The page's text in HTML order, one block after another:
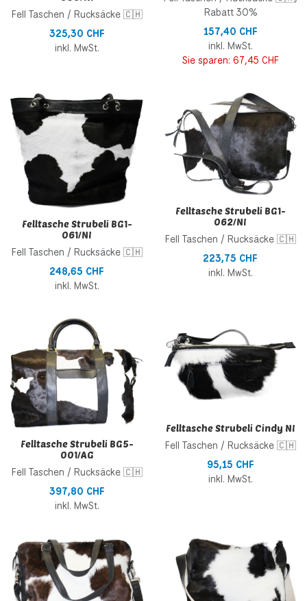
Fell Taschen / Rucksäcke 🇨🇭
325,30 CHF
inkl. MwSt.
Rabatt 30%
157,40 CHF
inkl. MwSt.
Sie sparen: 67,45 CHF
Zur Wunschliste hinzufügen
Zur Vergleichsliste hinzufügen
Schnellansicht
Felltasche Strubeli BG1-
061/NI
Fell Taschen / Rucksäcke 🇨🇭
248,65 CHF
inkl. MwSt.
Felltasche Strubeli BG1-
062/NI
Fell Taschen / Rucksäcke 🇨🇭
223,75 CHF
inkl. MwSt.
Zur Wunschliste hinzufügen
Zur Vergleichsliste hinzufügen
Schnellansicht
Felltasche Strubeli BG5-
001/AG
Fell Taschen / Rucksäcke 🇨🇭
397,80 CHF
inkl. MwSt.
Felltasche Strubeli Cindy NI
Fell Taschen / Rucksäcke 🇨🇭
95,15 CHF
inkl. MwSt.
Zur Wunschliste hinzufügen
Zur Vergleichsliste hinzufügen